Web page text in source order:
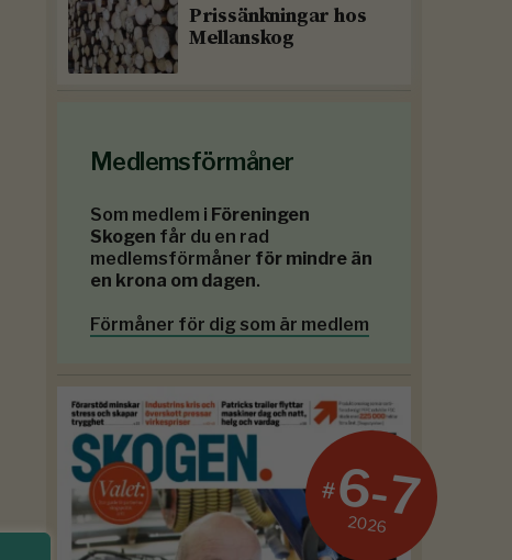
Prissänkningar hos
Mellanskog
Medlemsförmåner
Som medlem i Föreningen
Skogen får du en rad
medlemsförmåner för mindre än
en krona om dagen.
Förmåner för dig som är medlem
#6-7
2026